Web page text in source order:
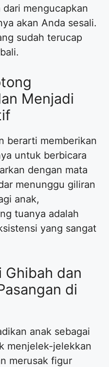
mengucapkan
akan Anda sesali.
sudah terucap
Menjadi
berarti memberikan
untuk berbicara
dengan mata
menunggu giliran
anak,
tuanya adalah
yang sangat
dan
di
anak sebagai
menjelek-jelekkan
merusak figur